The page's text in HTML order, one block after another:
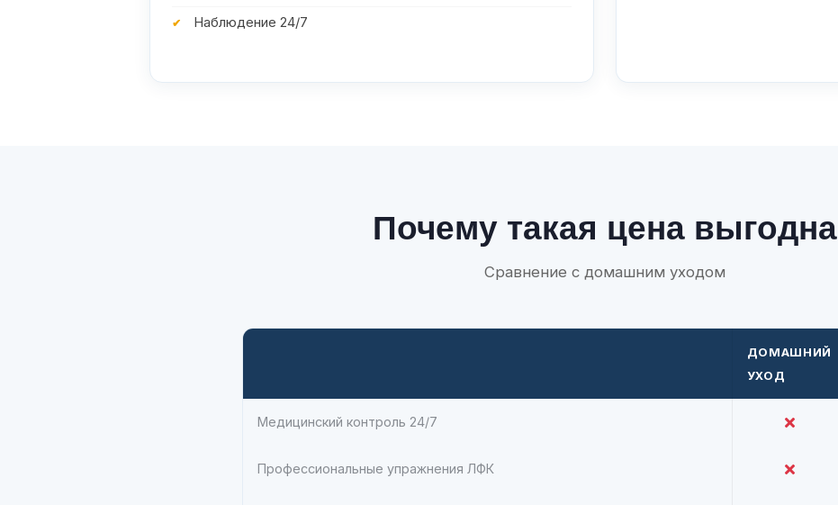
Наблюдение 24/7
Почему такая цена выгодна
Сравнение с домашним уходом
ДОМАШНИЙ
УХОД
Медицинский контроль 24/7
Профессиональные упражнения ЛФК